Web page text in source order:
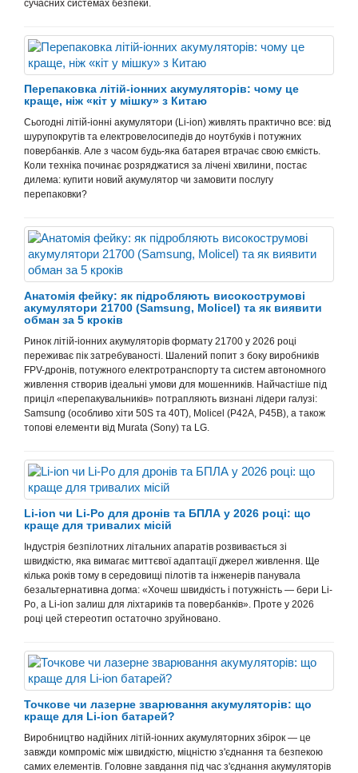
сучасних системах безпеки.
Перепаковка літій-іонних акумуляторів: чому це
краще, ніж «кіт у мішку» з Китаю
Сьогодні літій-іонні акумулятори (Li-ion) живлять практично все: від
шурупокрутів та електровелосипедів до ноутбуків і потужних
повербанків. Але з часом будь-яка батарея втрачає свою ємкість.
Коли техніка починає розряджатися за лічені хвилини, постає
дилема: купити новий акумулятор чи замовити послугу
перепаковки?
Анатомія фейку: як підробляють високострумові
акумулятори 21700 (Samsung, Molicel) та як виявити
обман за 5 кроків
Ринок літій-іонних акумуляторів формату 21700 у 2026 році
переживає пік затребуваності. Шалений попит з боку виробників
FPV-дронів, потужного електротранспорту та систем автономного
живлення створив ідеальні умови для мошенників. Найчастіше під
приціл «перепакувальників» потрапляють визнані лідери галузі:
Samsung (особливо хіти 50S та 40T), Molicel (P42A, P45B), а також
топові елементи від Murata (Sony) та LG.
Li-ion чи Li-Po для дронів та БПЛА у 2026 році: що
краще для тривалих місій
Індустрія безпілотних літальних апаратів розвивається зі
швидкістю, яка вимагає миттєвої адаптації джерел живлення. Ще
кілька років тому в середовищі пілотів та інженерів панувала
безальтернативна догма: «Хочеш швидкість і потужність — бери Li-
Po, а Li-ion залиш для ліхтариків та повербанків». Проте у 2026
році цей стереотип остаточно зруйновано.
Точкове чи лазерне зварювання акумуляторів: що
краще для Li-ion батарей?
Виробництво надійних літій-іонних акумуляторних збірок — це
завжди компроміс між швидкістю, міцністю з'єднання та безпекою
самих елементів. Головне завдання під час з'єднання акумуляторів